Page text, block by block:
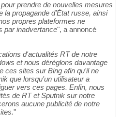
prendre de nouvelles mesures
la propagande d'État russe, ainsi
propres plateformes ne
par inadvertance", a annoncé
d'actualités RT de notre
et nous déréglons davantage
ces sites sur Bing afin qu'il ne
que lorsqu'un utilisateur a
vers ces pages. Enfin, nous
de RT et Sputnik sur notre
aucune publicité de notre
"